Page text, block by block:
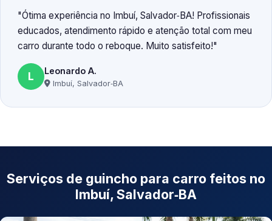
Ótima experiência no Imbuí, Salvador‑BA! Profissionais
educados, atendimento rápido e atenção total com meu
carro durante todo o reboque. Muito satisfeito!
L Leonardo A.
Imbuí, Salvador‑BA
Serviços de guincho para carro feitos no
Imbuí, Salvador‑BA